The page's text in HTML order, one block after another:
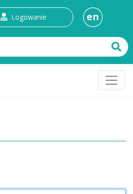
Logowanie en